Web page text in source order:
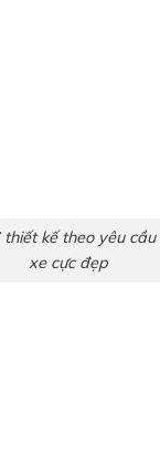
thiết kế theo yêu
xe cực đẹp